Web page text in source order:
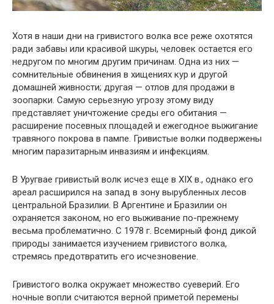
Хотя в наши дни на гривистого волка все реже охотятся
ради забавы или красивой шкуры, человек остается его
недругом по многим другим причинам. Одна из них —
сомнительные обвинения в хищениях кур и другой
домашней живности; другая — отлов для продажи в
зоопарки. Самую серьезную угрозу этому виду
представляет уничтожение среды его обитания —
расширение посевных площадей и ежегодное выжигание
травяного покрова в пампе. Гривистые волки подвержены
многим паразитарным инвазиям и инфекциям.
В Уругвае гривистый волк исчез еще в XIX в., однако его
ареал расширился на запад в зону вырубленных лесов
центральной Бразилии. В Аргентине и Бразилии он
охраняется законом, но его выживание по-прежнему
весьма проблематично. С 1978 г. Всемирный фонд дикой
природы занимается изучением гривистого волка,
стремясь предотвратить его исчезновение.
Гривистого волка окружает множество суеверий. Его
ночные вопли считаются верной приметой перемены